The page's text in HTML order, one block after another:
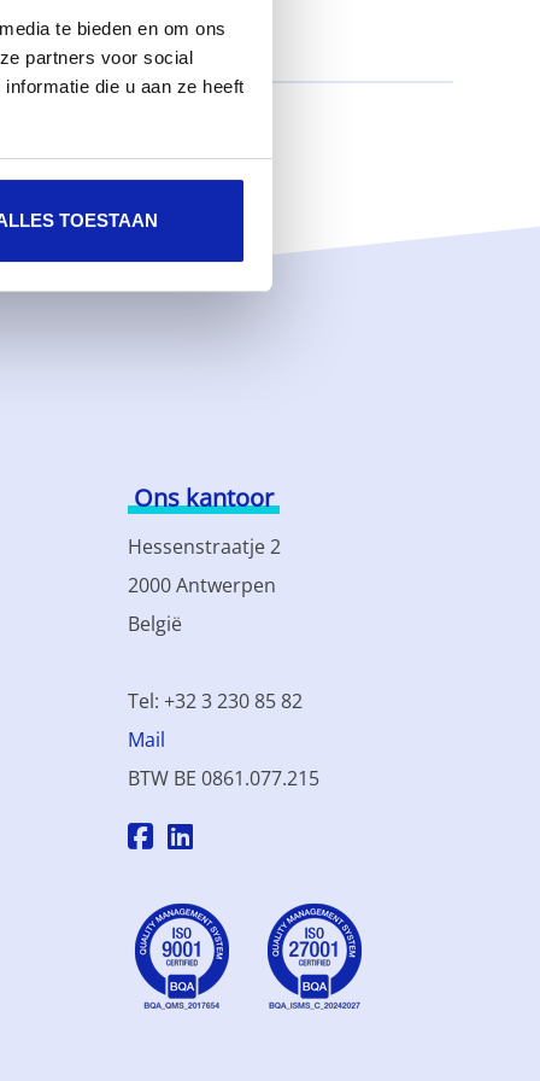
te bieden en om ons
partners voor social
die u aan ze heeft
TOESTAAN
Ons kantoor
Hessenstraatje 2
2000 Antwerpen
België
Tel: +32 3 230 85 82
Mail
BTW BE 0861.077.215